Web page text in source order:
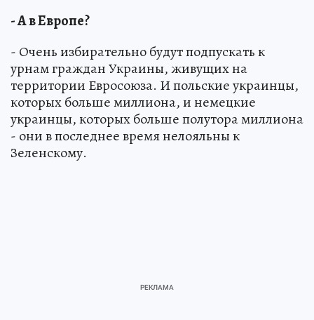
- А в Европе?
- Очень избирательно будут подпускать к
урнам граждан Украины, живущих на
территории Евросоюза. И польские украинцы,
которых больше миллиона, и немецкие
украинцы, которых больше полутора миллиона
- они в последнее время нелояльны к
Зеленскому.